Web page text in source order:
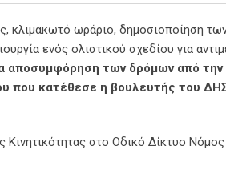
κλιμακωτό ωράριο, δημοσιοποίηση
ενός ολιστικού σχεδίου για
αποσυμφόρηση των δρόμων από την
που κατέθεσε η βουλευτής του
στο Οδικό Δίκτυο Νόμος